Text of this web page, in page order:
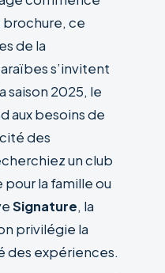
brochure, ce
de la
s’invitent
saison 2025, le
aux besoins de
des
un club
la famille ou
Signature, la
privilégie la
des expériences.